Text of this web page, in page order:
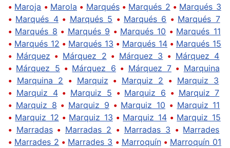
• Maroja • Marola • Marqués• Marqués 2 • Marqués 3
• Marqués 4• Marqués 5 • Marqués 6 • Marqués 7
• Marqués 8 • Marqués 9 • Marqués 10 • Marqués 11
• Marqués 12 • Marqués 13 • Marqués 14 • Marqués 15
• Márquez • Márquez 2 • Márquez 3 • Márquez 4
• Márquez 5 • Márquez 6 • Márquez 7• Marquina
• Marquina 2 • Marquiz • Marquiz 2 • Marquiz 3
• Marquiz 4• Marquiz 5 • Marquiz 6 • Marquiz 7
• Marquiz 8 • Marquiz 9 • Marquiz 10 • Marquiz 11
• Marquiz 12 • Marquiz 13 • Marquiz 14• Marquiz 15
• Marradas• Marradas 2 • Marradas 3 • Marrades
• Marrades 2 • Marrades 3 • Marroquín• Marroquín 01